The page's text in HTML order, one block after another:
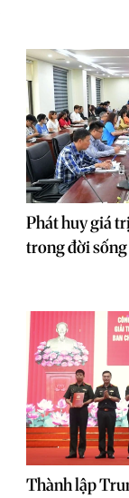
Phát huy giá
trong đời
Thành lập